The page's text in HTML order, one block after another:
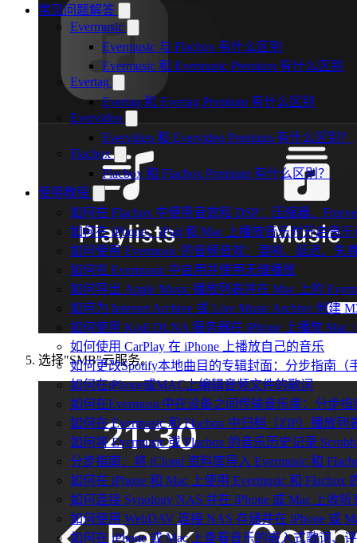
常见问题解答
Evermusic
Evermusic 与 Flacbox 有什么区别
Evermusic 和 Evermusic Premium 有什么区别
Evertag
Evertag 和 Evertag Premium 有什么区别
Evervideo
Evervideo 和 Evervideo Premium 有什么区别？
Flacbox
Flacbox 和 Flacbox Premium 有什么区别？
使用教程
如何在 Flacbox 中使用音效和 DSP：压缩器、
如何在 iPhone、iPad 和 Mac 上播放音乐时开启音
如何使用 Evermusic 的音频音效：混响、延迟、失
如何在 Evermusic 中启用并使用无缝播放
如何导出 Apple Music 播放列表并在 Mac 上的
如何为 Internet Archive 或 Live Music Archive 创建
如何使用 Kodi DLNA 服务器在 iPhone 上播放 Mac
如何使用 CarPlay 在 iPhone 上播放自己的音乐
如何更改Spotify本地曲目的专辑封面：分步指南（
如何在iPhone或MAC上编辑音频文件的歌词
如何在Evermusic中在设备之间传输音乐库：分步指
如何在 Evermusic 和 Flacbox 中归档（ZIP）播放
如何将 Evermusic 或 Flacbox 的音乐历史记录
分步指南：将 iCloud 资料库导入 Evermusic 和
如何在 iPhone 和 Mac 上使用 Evermusic 和 Flacbox
如何连接 Synology NAS 并在 iPhone 或 Mac 上收听
如何使用 WebDAV 连接 NAS 存储并在 iPhone 或
如何在 iPhone 或 Mac 上查看音乐的嵌入式歌词、
选择"SMB"云服务。